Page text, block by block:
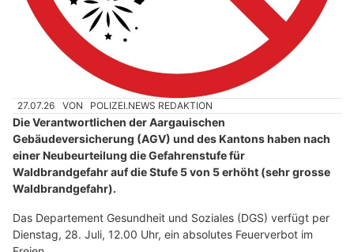
27.07.26 VON POLIZEI.NEWS REDAKTION
Die Verantwortlichen der Aargauischen
Gebäudeversicherung (AGV) und des Kantons haben nach
einer Neubeurteilung die Gefahrenstufe für
Waldbrandgefahr auf die Stufe 5 von 5 erhöht (sehr grosse
Waldbrandgefahr).
Das Departement Gesundheit und Soziales (DGS) verfügt per
Dienstag, 28. Juli, 12.00 Uhr, ein absolutes Feuerverbot im